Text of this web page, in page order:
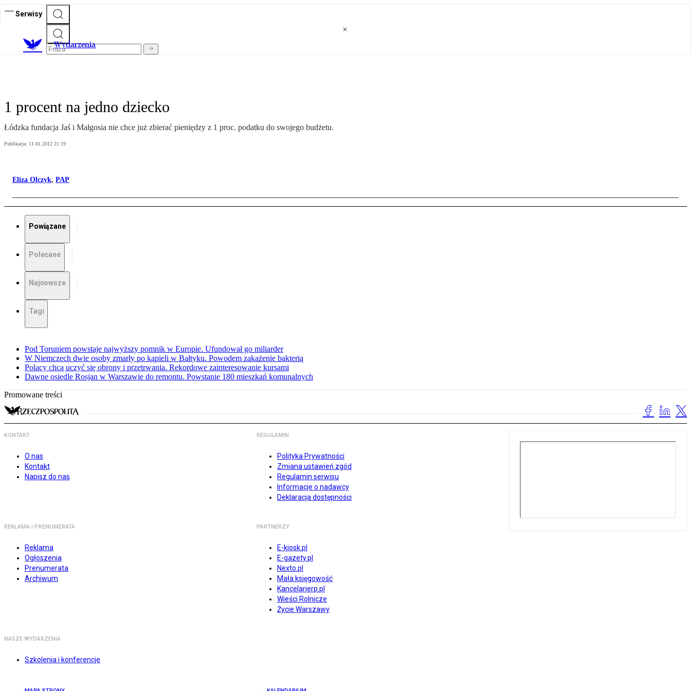
Serwisy
Wydarzenia
1 procent na jedno dziecko
Łódzka fundacja Jaś i Małgosia nie chce już zbierać pieniędzy z 1 proc. podatku do swojego budżetu.
Publikacja: 11.01.2012 21:19
Eliza Olczyk, PAP
Powiązane
Polecane
Najnowsze
Tagi
Pod Toruniem powstaje najwyższy pomnik w Europie. Ufundował go miliarder
W Niemczech dwie osoby zmarły po kąpieli w Bałtyku. Powodem zakażenie bakterią
Polacy chcą uczyć się obrony i przetrwania. Rekordowe zainteresowanie kursami
Dawne osiedle Rosjan w Warszawie do remontu. Powstanie 180 mieszkań komunalnych
Promowane treści
KONTAKT
O nas
Kontakt
Napisz do nas
REGULAMIN
Polityka Prywatności
Zmiana ustawień zgód
Regulamin serwisu
Informacje o nadawcy
Deklaracja dostępności
REKLAMA I PRENUMERATA
Reklama
Ogłoszenia
Prenumerata
Archiwum
PARTNERZY
E-kiosk.pl
E-gazety.pl
Nexto.pl
Mała księgowość
Kancelarierp.pl
Wieści Rolnicze
Życie Warszawy
NASZE WYDARZENIA
Szkolenia i konferencje